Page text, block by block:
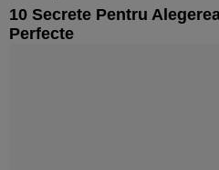
10 Secrete Pentru
Perfecte